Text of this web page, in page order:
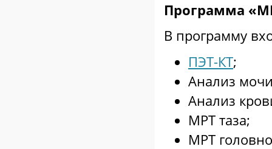
Программа
В программу
ПЭТ-КТ;
Анализ
Анализ
МРТ таза;
МРТ